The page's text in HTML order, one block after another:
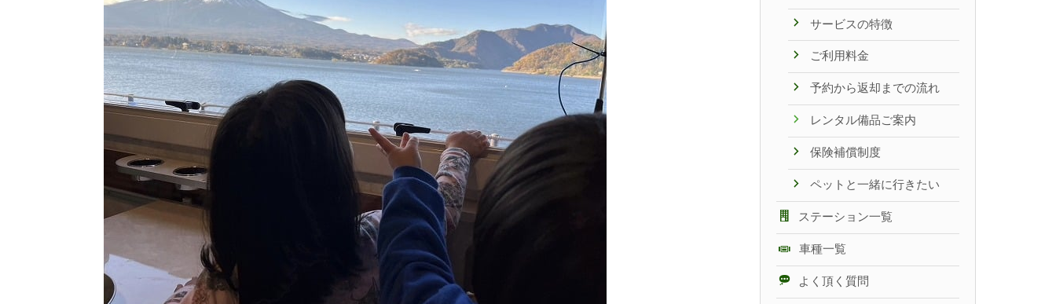
サービスの特徴
ご利用料金
予約から返却までの流れ
レンタル備品ご案内
保険補償制度
ペットと一緒に行きたい
ステーション一覧
車種一覧
よく頂く質問